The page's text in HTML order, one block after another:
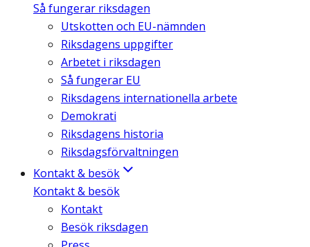
Så fungerar riksdagen
Utskotten och EU-nämnden
Riksdagens uppgifter
Arbetet i riksdagen
Så fungerar EU
Riksdagens internationella arbete
Demokrati
Riksdagens historia
Riksdagsförvaltningen
Kontakt & besök
Kontakt & besök
Kontakt
Besök riksdagen